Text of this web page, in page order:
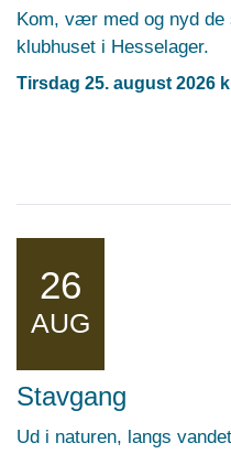
Kom, vær med og nyd
klubhuset i Hesselager.
Tirsdag 25. august 2026
26
AUG
Stavgang
Ud i naturen, langs